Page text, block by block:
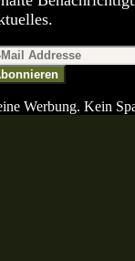
Werbung. Kein